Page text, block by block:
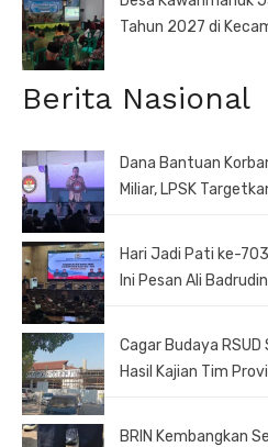
Tahun 2027 di
Berita Nasional
Dana Bantuan
Miliar, LPSK
Hari Jadi Pati ke-
Ini Pesan Ali Badrudin
Cagar Budaya
Hasil Kajian Tim
BRIN Kembangkan